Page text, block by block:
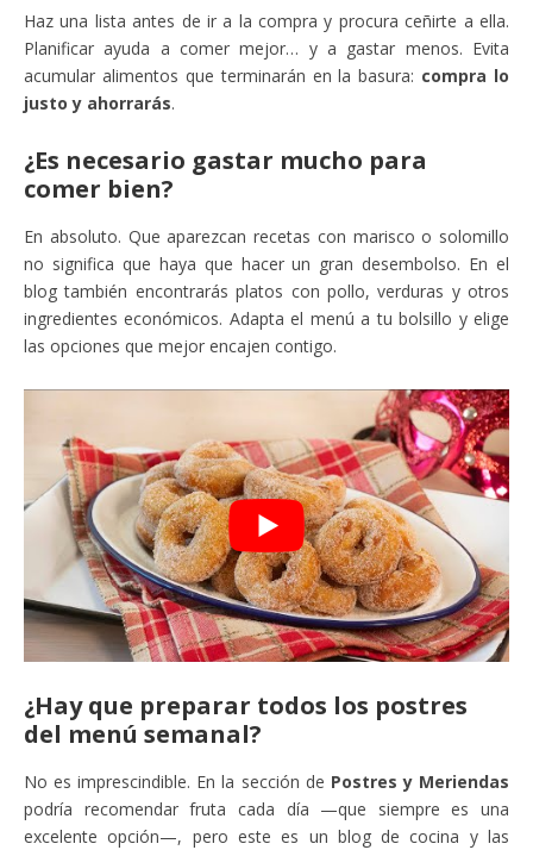
Haz una lista antes de ir a la compra y procura ceñirte a ella.
Planificar ayuda a comer mejor… y a gastar menos. Evita
acumular alimentos que terminarán en la basura: compra lo
justo y ahorrarás.
¿Es necesario gastar mucho para
comer bien?
En absoluto. Que aparezcan recetas con marisco o solomillo
no significa que haya que hacer un gran desembolso. En el
blog también encontrarás platos con pollo, verduras y otros
ingredientes económicos. Adapta el menú a tu bolsillo y elige
las opciones que mejor encajen contigo.
¿Hay que preparar todos los postres
del menú semanal?
No es imprescindible. En la sección de Postres y Meriendas
podría recomendar fruta cada día —que siempre es una
excelente opción—, pero este es un blog de cocina y las